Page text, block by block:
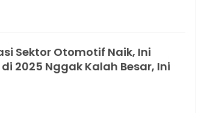
Sektor Otomotif Naik, Ini
2025 Nggak Kalah Besar, Ini